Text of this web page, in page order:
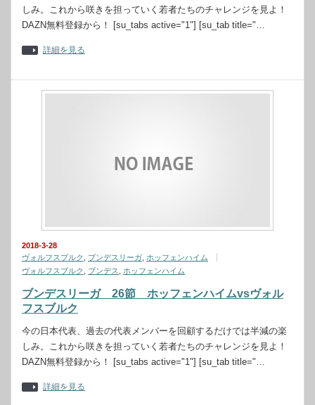
しみ。これから咲きを担っていく若者たちのチャレンジを見よ！
DAZN無料登録から！ [su_tabs active="1"] [su_tab title="…
詳細を見る
2018-3-28
ヴォルフスブルク
ブンデスリーガ ホッフェンハイム
ヴォルフスブルク
ブンデス ホッフェンハイム
ブンデスリーガ 26節 ホッフェンハイムvsヴォル
フスブルク
今の日本代表、過去の代表メンバーを回顧するだけでは半減の楽
しみ。これから咲きを担っていく若者たちのチャレンジを見よ！
DAZN無料登録から！ [su_tabs active="1"] [su_tab title="…
詳細を見る